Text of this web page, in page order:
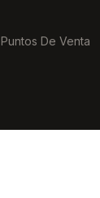
Puntos De Venta